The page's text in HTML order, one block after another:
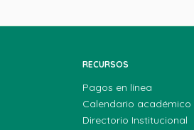
RECURSOS
Pagos en línea
Calendario académico
Directorio Institucional